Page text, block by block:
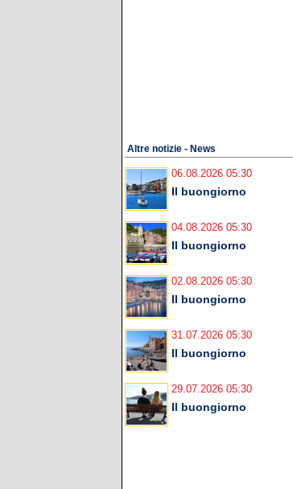
Altre notizie - News
06.08.2026 05:30
Il buongiorno
04.08.2026 05:30
Il buongiorno
02.08.2026 05:30
Il buongiorno
31.07.2026 05:30
Il buongiorno
29.07.2026 05:30
Il buongiorno